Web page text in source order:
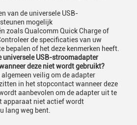
van de universele USB-
mogelijk
zoals Qualcomm Quick Charge of
de specificaties van uw
bepalen of het deze kenmerken heeft.
universele USB-stroomadapter
deze niet wordt gebruikt?
veilig om de adapter
in het stopcontact wanneer deze
aanbevolen om de adapter uit te
apparaat niet actief wordt
lang weg bent.